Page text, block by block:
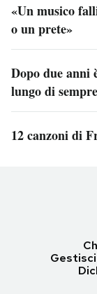
«Un musico
o un prete»
Dopo due anni
lungo di sempre
12 canzoni di